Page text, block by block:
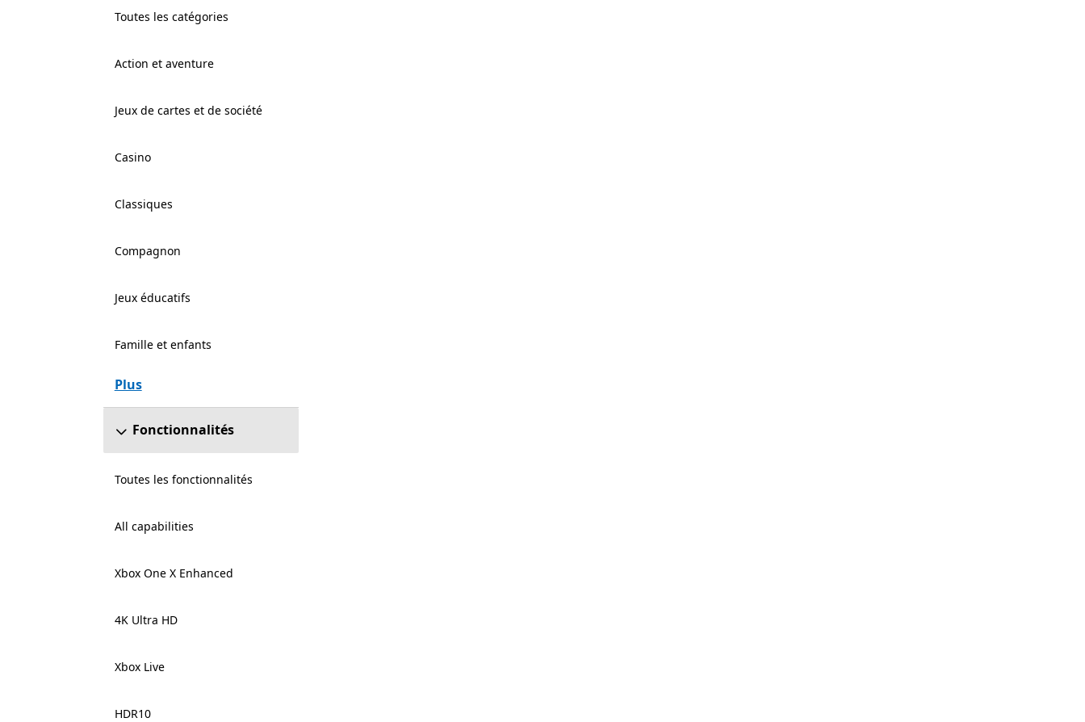
Toutes les catégories
Action et aventure
Jeux de cartes et de société
Casino
Classiques
Compagnon
Jeux éducatifs
Famille et enfants
Plus
Fonctionnalités
Toutes les fonctionnalités
All capabilities
Xbox One X Enhanced
4K Ultra HD
Xbox Live
HDR10